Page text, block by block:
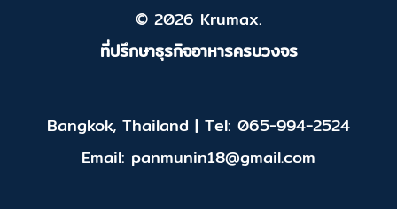
© 2026 Krumax.
ที่ปรึกษาธุรกิจอาหารครบวงจร
Bangkok, Thailand | Tel: 065-994-2524
Email: panmunin18@gmail.com